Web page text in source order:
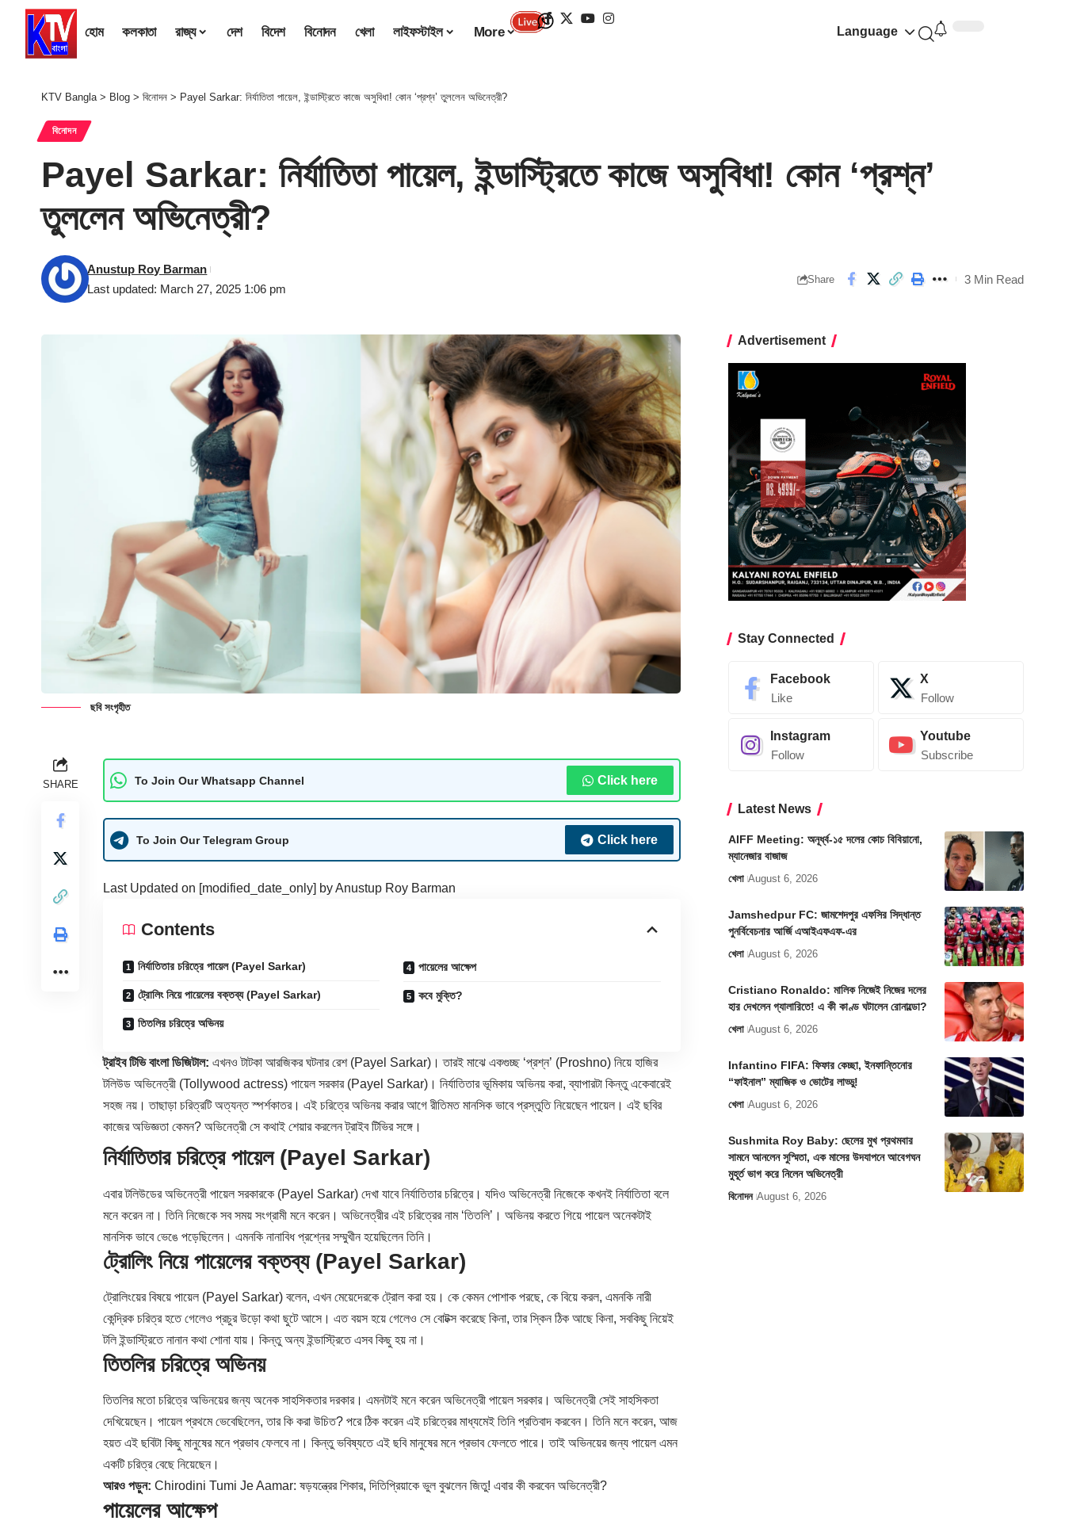
হোম কলকাতা রাজ্য দেশ বিদেশ বিনোদন খেলা লাইফস্টাইল More Language
KTV Bangla> Blog > বিনোদন > Payel Sarkar: নির্যাতিতা পায়েল, ইন্ডাস্ট্রিতে কাজে অসুবিধা! কোন ‘প্রশ্ন’ তুললেন অভিনেত্রী?
বিনোদন
Payel Sarkar: নির্যাতিতা পায়েল, ইন্ডাস্ট্রিতে কাজে অসুবিধা! কোন ‘প্রশ্ন’
তুললেন অভিনেত্রী?
Last updated: March 27, 2025 1:06 pm
Anustup Roy Barman
Share 3 Min Read
ছবি সংগৃহীত
SHARE To Join Our Whatsapp Channel Click here
To Join Our Telegram Group Click here
Last Updated on [modified_date_only] byAnustup Roy Barman
Contents
নির্যাতিতার চরিত্রে পায়েল (Payel Sarkar)
ট্রোলিং নিয়ে পায়েলের বক্তব্য (Payel Sarkar)
তিতলির চরিত্রে অভিনয়
পায়েলের আক্ষেপ
কবে মুক্তি?
ট্রাইব টিভি বাংলা ডিজিটাল: এখনও টাটকা আরজিকর ঘটনার রেশ (Payel Sarkar)। তারই মাঝে একগুচ্ছ ‘প্রশ্ন’ (Proshno) নিয়ে হাজির
টলিউড অভিনেত্রী (Tollywood actress) পায়েল সরকার (Payel Sarkar)। নির্যাতিতার ভূমিকায় অভিনয় করা, ব্যাপারটা কিন্তু একেবারেই
সহজ নয়। তাছাড়া চরিত্রটি অত্যন্ত স্পর্শকাতর। এই চরিত্রে অভিনয় করার আগে রীতিমত মানসিক ভাবে প্রস্তুতি নিয়েছেন পায়েল। এই ছবির
কাজের অভিজ্ঞতা কেমন? অভিনেত্রী সে কথাই শেয়ার করলেন ট্রাইব টিভির সঙ্গে।
নির্যাতিতার চরিত্রে পায়েল (Payel Sarkar)
এবার টলিউডের অভিনেত্রী পায়েল সরকারকে (Payel Sarkar) দেখা যাবে নির্যাতিতার চরিত্রে। যদিও অভিনেত্রী নিজেকে কখনই নির্যাতিতা বলে
মনে করেন না। তিনি নিজেকে সব সময় সংগ্রামী মনে করেন। অভিনেত্রীর এই চরিত্রের নাম ‘তিতলি’। অভিনয় করতে গিয়ে পায়েল অনেকটাই
মানসিক ভাবে ভেঙে পড়েছিলেন। এমনকি নানাবিধ প্রশ্নের সম্মুখীন হয়েছিলেন তিনি।
ট্রোলিং নিয়ে পায়েলের বক্তব্য (Payel Sarkar)
ট্রোলিংয়ের বিষয়ে পায়েল (Payel Sarkar) বলেন, এখন মেয়েদেরকে ট্রোল করা হয়। কে কেমন পোশাক পরছে, কে বিয়ে করল, এমনকি নারী
কেন্দ্রিক চরিত্র হতে গেলেও প্রচুর উড়ো কথা ছুটে আসে। এত বয়স হয়ে গেলেও সে বোটক্স করেছে কিনা, তার স্কিন ঠিক আছে কিনা, সবকিছু নিয়েই
টলি ইন্ডাস্ট্রিতে নানান কথা শোনা যায়। কিন্তু অন্য ইন্ডাস্ট্রিতে এসব কিছু হয় না।
তিতলির চরিত্রে অভিনয়
তিতলির মতো চরিত্রে অভিনয়ের জন্য অনেক সাহসিকতার দরকার। এমনটাই মনে করেন অভিনেত্রী পায়েল সরকার। অভিনেত্রী সেই সাহসিকতা
দেখিয়েছেন। পায়েল প্রথমে ভেবেছিলেন, তার কি করা উচিত? পরে ঠিক করেন এই চরিত্রের মাধ্যমেই তিনি প্রতিবাদ করবেন। তিনি মনে করেন, আজ
হয়ত এই ছবিটা কিছু মানুষের মনে প্রভাব ফেলবে না। কিন্তু ভবিষ্যতে এই ছবি মানুষের মনে প্রভাব ফেলতে পারে। তাই অভিনয়ের জন্য পায়েল এমন
একটি চরিত্র বেছে নিয়েছেন।
আরও পড়ুন: Chirodini Tumi Je Aamar: ষড়যন্ত্রের শিকার, দিতিপ্রিয়াকে ভুল বুঝলেন জিতু! এবার কী করবেন অভিনেত্রী?
পায়েলের আক্ষেপ
Advertisement
Stay Connected
Facebook
Like
X
Follow
Instagram
Follow
Youtube
Subscribe
Latest News
AIFF Meeting: অনূর্ধ্ব-১৫ দলের কোচ বিবিয়ানো,
ম্যানেজার বাজাজ
খেলা August 6, 2026
Jamshedpur FC: জামশেদপুর এফসির সিদ্ধান্ত
পুনর্বিবেচনার আর্জি এআইএফএফ-এর
খেলা August 6, 2026
Cristiano Ronaldo: মালিক নিজেই নিজের দলের
হার দেখলেন গ্যালারিতে! এ কী কাণ্ড ঘটালেন রোনাল্ডো?
খেলা August 6, 2026
Infantino FIFA: ফিফার কেচ্ছা, ইনফান্তিনোর
“ফাইনাল” ম্যাজিক ও ভোটের লাড্ডু!
খেলা August 6, 2026
Sushmita Roy Baby: ছেলের মুখ প্রথমবার
সামনে আনলেন সুস্মিতা, এক মাসের উদযাপনে আবেগঘন
মুহূর্ত ভাগ করে নিলেন অভিনেত্রী
বিনোদন August 6, 2026